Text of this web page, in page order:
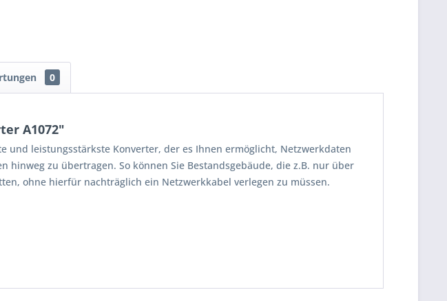
0
A1072"
und leistungsstärkste Konverter, der es Ihnen ermöglicht, Netzwerkdaten
hinweg zu übertragen. So können Sie Bestandsgebäude, die z.B. nur über
ohne hierfür nachträglich ein Netzwerkkabel verlegen zu müssen.